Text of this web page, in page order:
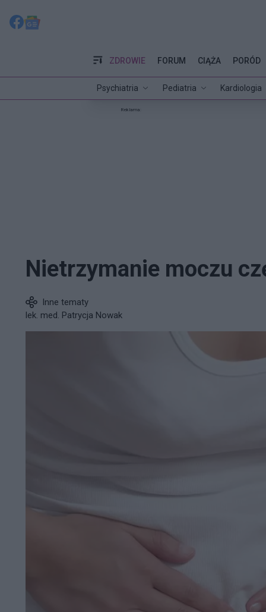
ZDROWIE
Psychiatria Pediatria Kardiologia
FORUM CIĄŻA PORÓD
Reklama:
Nietrzymanie moczu
Inne tematy
lek. med. Patrycja Nowak